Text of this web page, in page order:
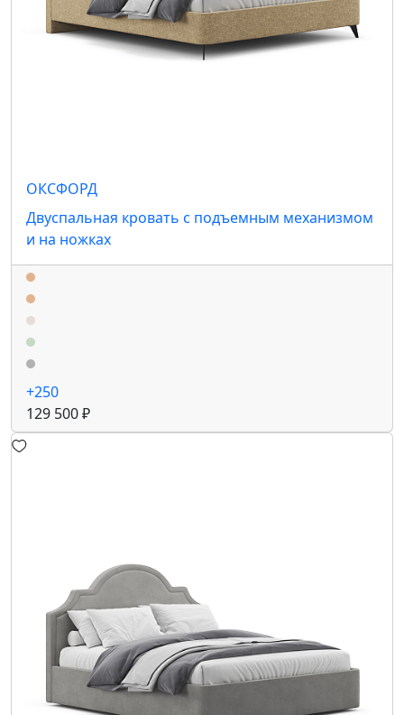
ОКСФОРД
Двуспальная кровать с подъемным механизмом
и на ножках
+250
129 500 ₽